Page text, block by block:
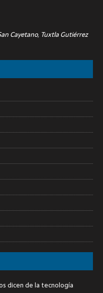
Cayetano, Tuxtla Gutiérrez
dicen de la tecnología